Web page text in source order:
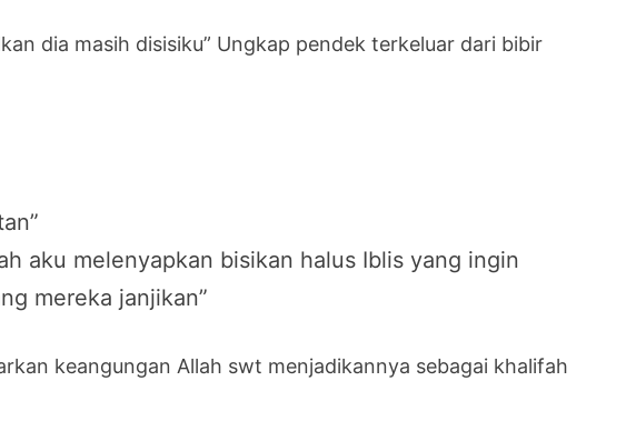
dia masih disisiku” Ungkap pendek terkeluar dari bibir
aku melenyapkan bisikan halus Iblis yang ingin
mereka janjikan”
keangungan Allah swt menjadikannya sebagai khalifah